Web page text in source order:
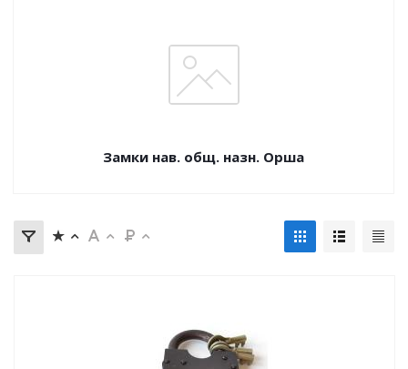
Замки нав. общ. назн. Орша